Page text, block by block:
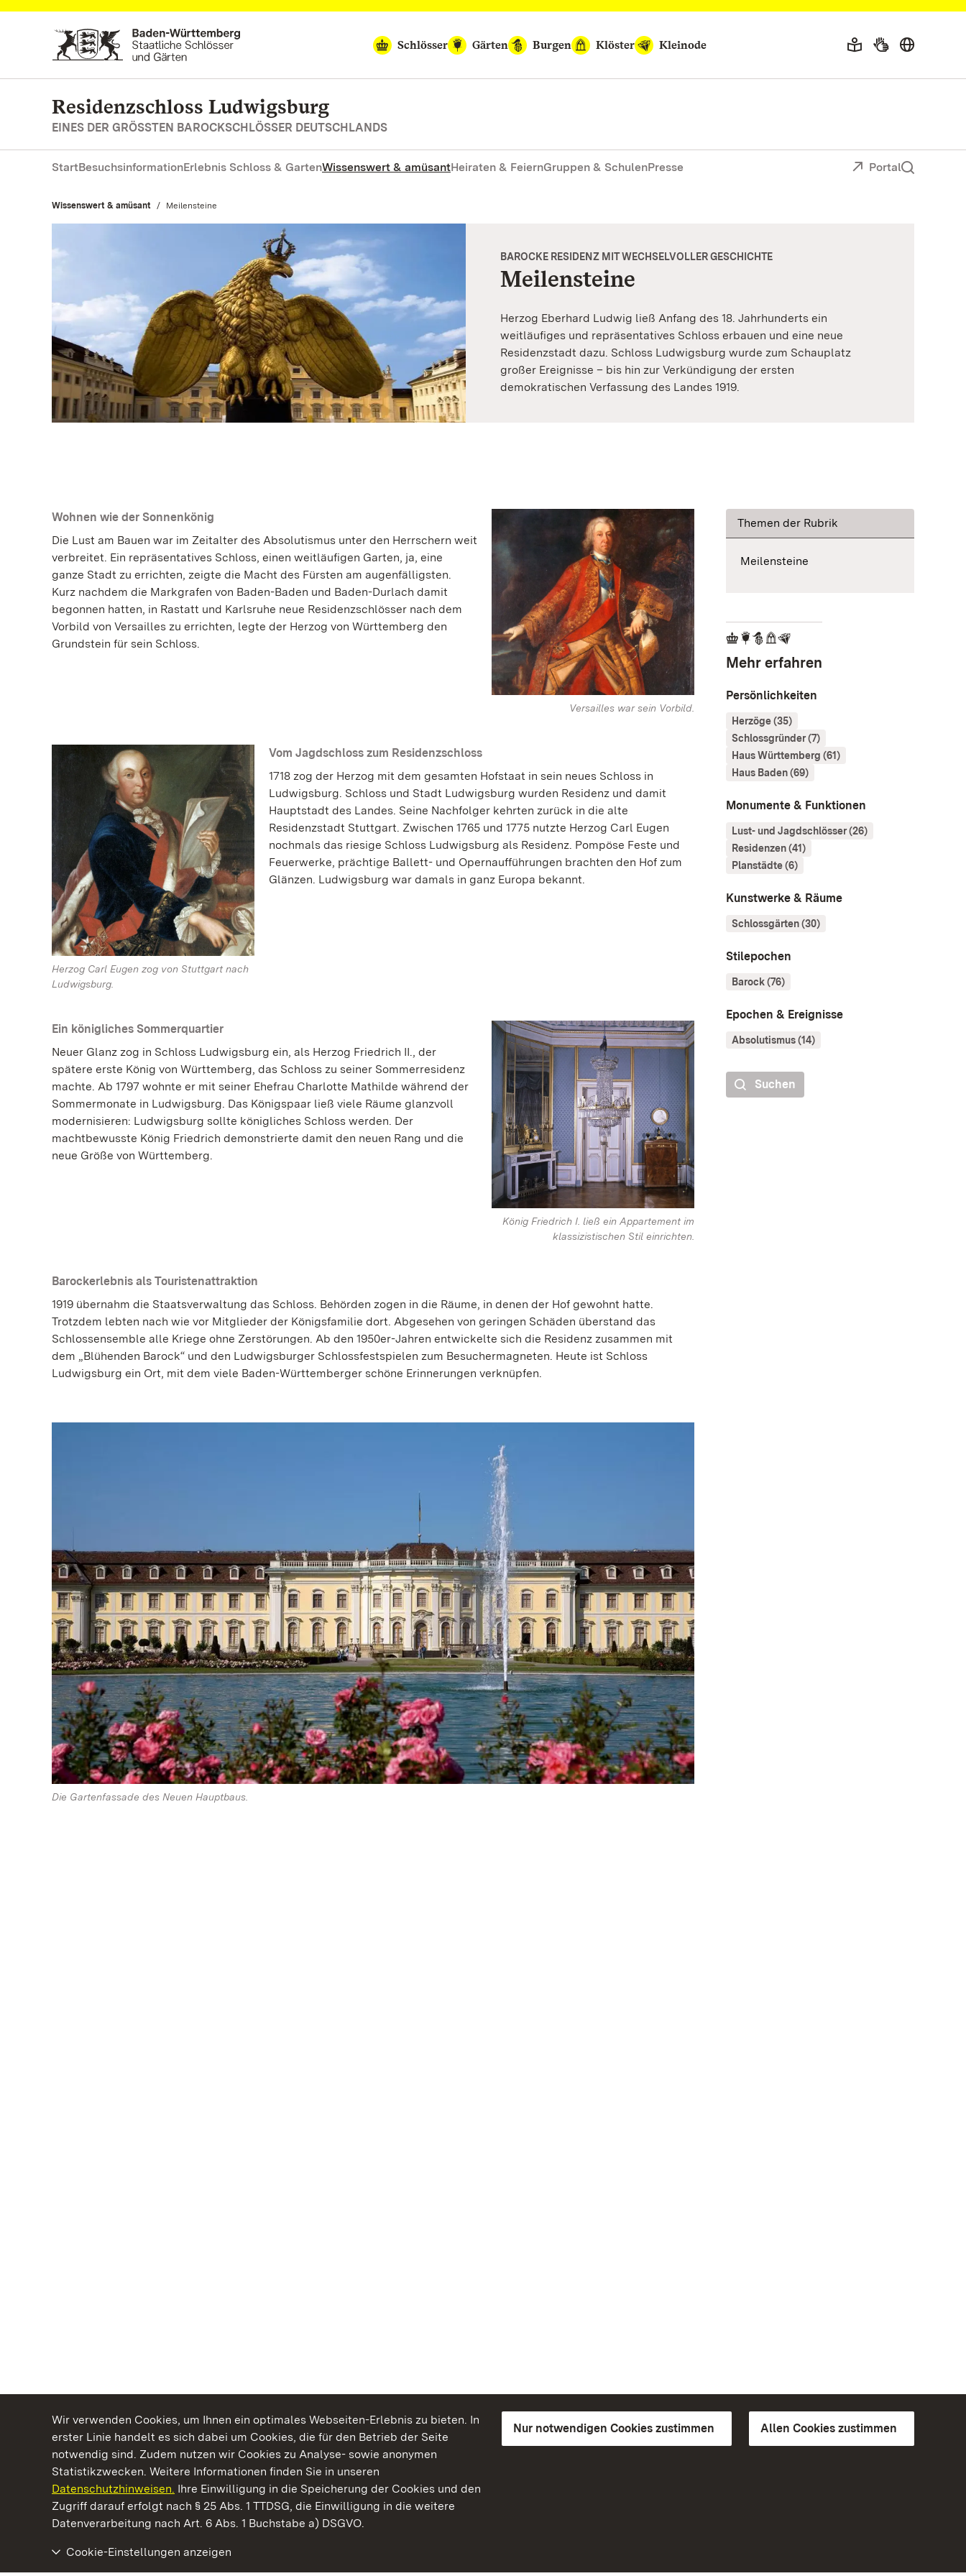
Wir verwenden Cookies, um Ihnen ein optimales Webseiten-Erlebnis zu bieten. In
erster Linie handelt es sich dabei um Cookies, die für den Betrieb der Seite
notwendig sind. Zudem nutzen wir Cookies zu Analyse- sowie anonymen
Statistikzwecken. Weitere Informationen finden Sie in unseren
Datenschutzhinweisen. Ihre Einwilligung in die Speicherung der Cookies und den
Zugriff darauf erfolgt nach § 25 Abs. 1 TTDSG, die Einwilligung in die weitere
Datenverarbeitung nach Art. 6 Abs. 1 Buchstabe a) DSGVO.
Nur notwendigen Cookies zustimmen Allen Cookies zustimmen
Cookie-Einstellungen anzeigen
Zum Hauptinhalt springen
Schlösser
Gärten Burgen Klöster Kleinode
Residenzschloss Ludwigsburg
EINES DER GRÖSSTEN BAROCKSCHLÖSSER DEUTSCHLANDS
StartBesuchsinformationErlebnis Schloss & GartenWissenswert & amüsantHeiraten & FeiernGruppen & SchulenPresse Portal
Wissenswert & amüsant Aktuell:
Meilensteine
BAROCKE RESIDENZ MIT WECHSELVOLLER GESCHICHTE
Meilensteine
Herzog Eberhard Ludwig ließ Anfang des 18. Jahrhunderts ein
weitläufiges und repräsentatives Schloss erbauen und eine neue
Residenzstadt dazu. Schloss Ludwigsburg wurde zum Schauplatz
großer Ereignisse – bis hin zur Verkündigung der ersten
demokratischen Verfassung des Landes 1919.
Versailles war sein Vorbild.
Wohnen wie der Sonnenkönig
Die Lust am Bauen war im Zeitalter des Absolutismus unter den Herrschern weit
verbreitet. Ein repräsentatives Schloss, einen weitläufigen Garten, ja, eine
ganze Stadt zu errichten, zeigte die Macht des Fürsten am augenfälligsten.
Kurz nachdem die Markgrafen von Baden-Baden und Baden-Durlach damit
begonnen hatten, in Rastatt und Karlsruhe neue Residenzschlösser nach dem
Vorbild von Versailles zu errichten, legte der Herzog von Württemberg den
Grundstein für sein Schloss.
Herzog Carl Eugen zog von Stuttgart nach
Ludwigsburg.
Vom Jagdschloss zum Residenzschloss
1718 zog der Herzog mit dem gesamten Hofstaat in sein neues Schloss in
Ludwigsburg. Schloss und Stadt Ludwigsburg wurden Residenz und damit
Hauptstadt des Landes. Seine Nachfolger kehrten zurück in die alte
Residenzstadt Stuttgart. Zwischen 1765 und 1775 nutzte Herzog Carl Eugen
nochmals das riesige Schloss Ludwigsburg als Residenz. Pompöse Feste und
Feuerwerke, prächtige Ballett- und Opernaufführungen brachten den Hof zum
Glänzen. Ludwigsburg war damals in ganz Europa bekannt.
König Friedrich I. ließ ein Appartement im
klassizistischen Stil einrichten.
Ein königliches Sommerquartier
Neuer Glanz zog in Schloss Ludwigsburg ein, als Herzog Friedrich II., der
spätere erste König von Württemberg, das Schloss zu seiner Sommerresidenz
machte. Ab 1797 wohnte er mit seiner Ehefrau Charlotte Mathilde während der
Sommermonate in Ludwigsburg. Das Königspaar ließ viele Räume glanzvoll
modernisieren: Ludwigsburg sollte königliches Schloss werden. Der
machtbewusste König Friedrich demonstrierte damit den neuen Rang und die
neue Größe von Württemberg.
Barockerlebnis als Touristenattraktion
1919 übernahm die Staatsverwaltung das Schloss. Behörden zogen in die Räume, in denen der Hof gewohnt hatte.
Trotzdem lebten nach wie vor Mitglieder der Königsfamilie dort. Abgesehen von geringen Schäden überstand das
Schlossensemble alle Kriege ohne Zerstörungen. Ab den 1950er-Jahren entwickelte sich die Residenz zusammen mit
dem „Blühenden Barock“ und den Ludwigsburger Schlossfestspielen zum Besuchermagneten. Heute ist Schloss
Ludwigsburg ein Ort, mit dem viele Baden-Württemberger schöne Erinnerungen verknüpfen.
Die Gartenfassade des Neuen Hauptbaus.
Themen der Rubrik
Meilensteine
Mehr erfahren
Persönlichkeiten
Herzöge (35)
Schlossgründer (7)
Haus Württemberg (61)
Haus Baden (69)
Monumente & Funktionen
Lust- und Jagdschlösser (26)
Residenzen (41)
Planstädte (6)
Kunstwerke & Räume
Schlossgärten (30)
Stilepochen
Barock (76)
Epochen & Ereignisse
Absolutismus (14)
Suchen
Kommen. Staunen. Genießen.